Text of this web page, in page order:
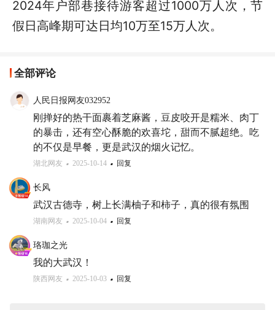
2024年户部巷接待游客超过1000万人次，节
假日高峰期可达日均10万至15万人次。
全部评论
人民日报网友032952
刚掸好的热干面裹着芝麻酱，豆皮咬开是糯米、肉丁
的暴击，还有空心酥脆的欢喜坨，甜而不腻超绝。吃
的不仅是早餐，更是武汉的烟火记忆。
湖北网友 2025-10-14 回复
长风
武汉古德寺，树上长满柚子和柿子，真的很有氛围
湖南网友 2025-10-04 回复
珞珈之光
我的大武汉！
陕西网友 2025-10-03 回复